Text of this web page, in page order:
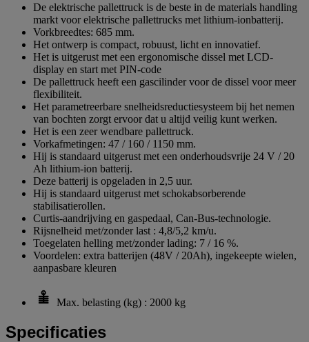
De elektrische pallettruck is de beste in de materials handling
markt voor elektrische pallettrucks met lithium-ionbatterij.
Vorkbreedtes: 685 mm.
Het ontwerp is compact, robuust, licht en innovatief.
Het is uitgerust met een ergonomische dissel met LCD-
display en start met PIN-code
De pallettruck heeft een gascilinder voor de dissel voor meer
flexibiliteit.
Het parametreerbare snelheidsreductiesysteem bij het nemen
van bochten zorgt ervoor dat u altijd veilig kunt werken.
Het is een zeer wendbare pallettruck.
Vorkafmetingen: 47 / 160 / 1150 mm.
Hij is standaard uitgerust met een onderhoudsvrije 24 V / 20
Ah lithium-ion batterij.
Deze batterij is opgeladen in 2,5 uur.
Hij is standaard uitgerust met schokabsorberende
stabilisatierollen.
Curtis-aandrijving en gaspedaal, Can-Bus-technologie.
Rijsnelheid met/zonder last : 4,8/5,2 km/u.
Toegelaten helling met/zonder lading: 7 / 16 %.
Voordelen: extra batterijen (48V / 20Ah), ingekeepte wielen,
aanpasbare kleuren
Max. belasting (kg) : 2000 kg
Specificaties